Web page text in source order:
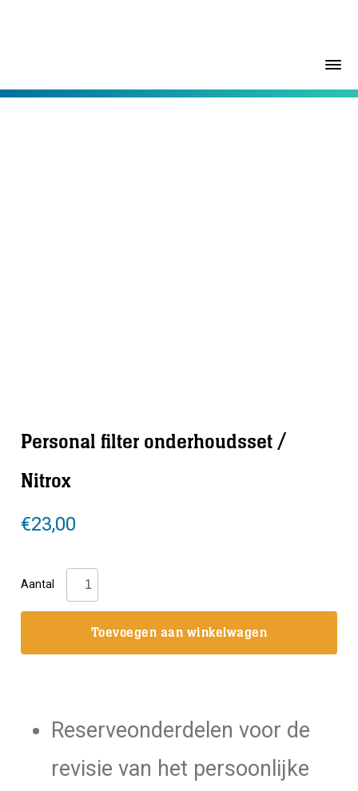
Personal filter onderhoudsset /
Nitrox
€23,00
Aantal
Personal
filter
Toevoegen aan winkelwagen
Reserveonderdelen voor de
revisie van het persoonlijke